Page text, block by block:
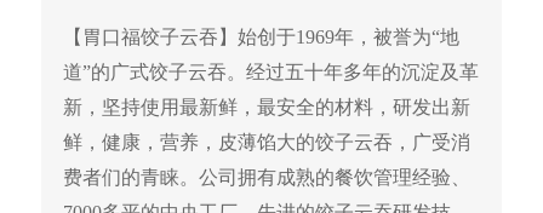
【胃口福饺子云吞】始创于1969年，被誉为“地
道”的广式饺子云吞。经过五十年多年的沉淀及革
新，坚持使用最新鲜，最安全的材料，研发出新
鲜，健康，营养，皮薄馅大的饺子云吞，广受消
费者们的青睐。公司拥有成熟的餐饮管理经验、